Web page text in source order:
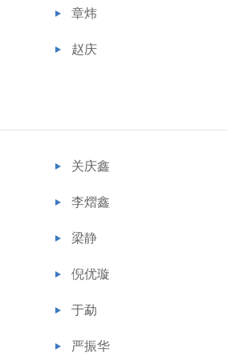
章炜
赵庆
关庆鑫
李熠鑫
梁静
倪优璇
于勐
严振华